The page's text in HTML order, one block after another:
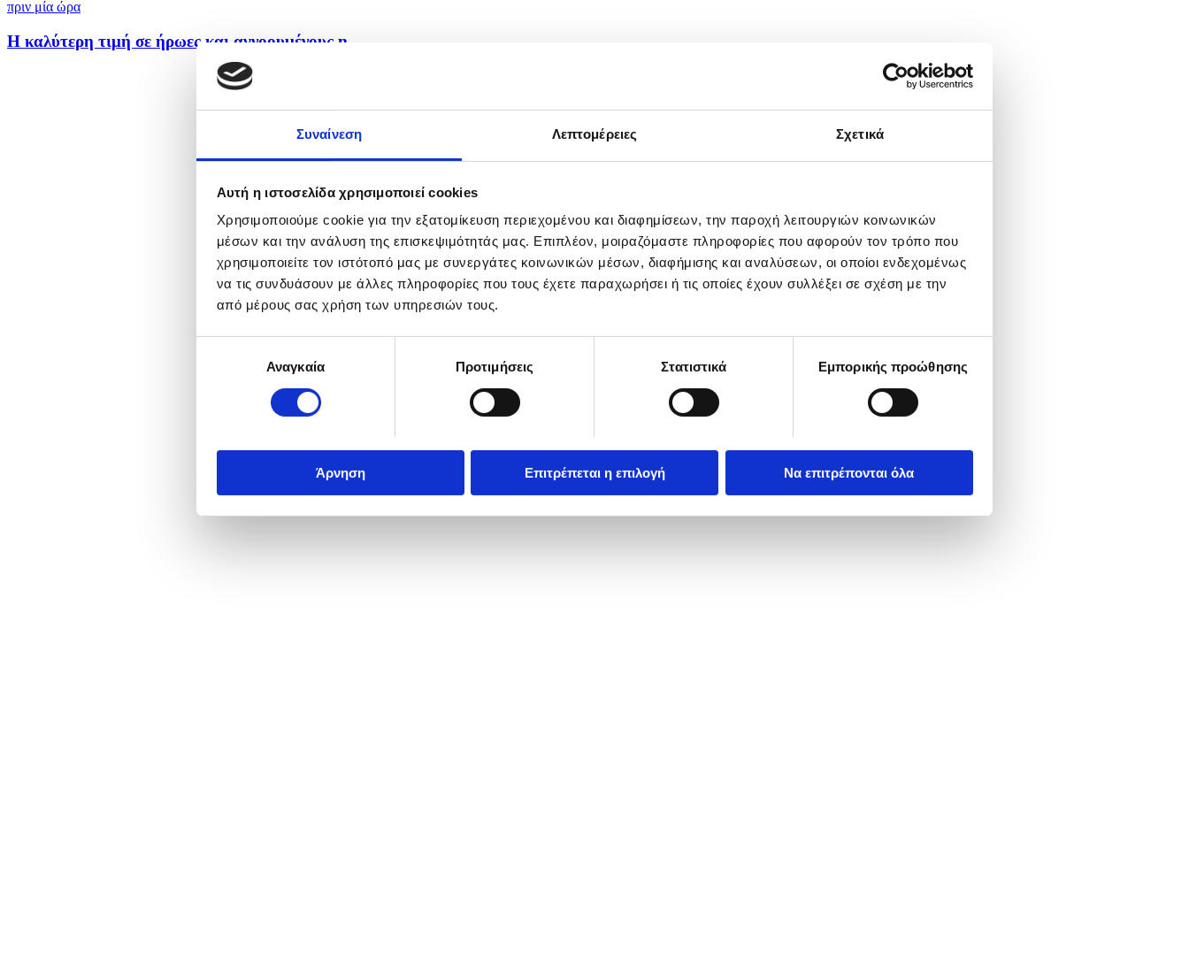
Συναίνεση Λεπτομέρειες Σχετικά
Αυτή η ιστοσελίδα χρησιμοποιεί cookies
Χρησιμοποιούμε cookie για την εξατομίκευση περιεχομένου και διαφημίσεων, την παροχή λειτουργιών κοινωνικών
μέσων και την ανάλυση της επισκεψιμότητάς μας. Επιπλέον, μοιραζόμαστε πληροφορίες που αφορούν τον τρόπο που
χρησιμοποιείτε τον ιστότοπό μας με συνεργάτες κοινωνικών μέσων, διαφήμισης και αναλύσεων, οι οποίοι ενδεχομένως
να τις συνδυάσουν με άλλες πληροφορίες που τους έχετε παραχωρήσει ή τις οποίες έχουν συλλέξει σε σχέση με την
από μέρους σας χρήση των υπηρεσιών τους.
συγκατάθεσηςΑναγκαία Προτιμήσεις Στατιστικά Εμπορικής προώθησης
Άρνηση Επιτρέπεται η επιλογή Να επιτρέπονται όλα
πριν μία ώρα
Η καλύτερη τιμή σε ήρωες και αγνοουμένους η...